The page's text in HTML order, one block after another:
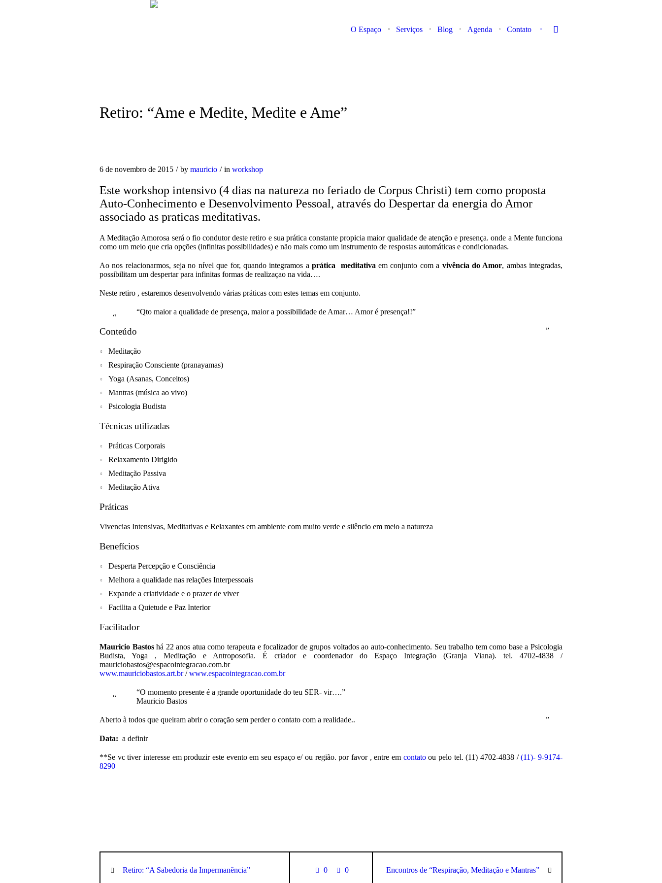
O Espaço Serviços Blog Agenda Contato
Retiro: “Ame e Medite, Medite e Ame”
6 de novembro de 2015 by mauricio in workshop
Este workshop intensivo (4 dias na natureza no feriado de Corpus Christi) tem como proposta
Auto-Conhecimento e Desenvolvimento Pessoal, através do Despertar da energia do Amor
associado as praticas meditativas.
A Meditação Amorosa será o fio condutor deste retiro e sua prática constante propicia maior qualidade de atenção e presença. onde a Mente funciona
como um meio que cria opções (infinitas possibilidades) e não mais como um instrumento de respostas automáticas e condicionadas.
Ao nos relacionarmos, seja no nível que for, quando integramos a prática meditativa em conjunto com a vivência do Amor, ambas integradas,
possibilitam um despertar para infinitas formas de realizaçao na vida….
Neste retiro , estaremos desenvolvendo várias práticas com estes temas em conjunto.
“Qto maior a qualidade de presença, maior a possibilidade de Amar… Amor é presença!!”
Conteúdo
Meditação
Respiração Consciente (pranayamas)
Yoga (Asanas, Conceitos)
Mantras (música ao vivo)
Psicologia Budista
Técnicas utilizadas
Práticas Corporais
Relaxamento Dirigido
Meditação Passiva
Meditação Ativa
Práticas
Vivencias Intensivas, Meditativas e Relaxantes em ambiente com muito verde e silêncio em meio a natureza
Benefícios
Desperta Percepção e Consciência
Melhora a qualidade nas relações Interpessoais
Expande a criatividade e o prazer de viver
Facilita a Quietude e Paz Interior
Facilitador
Mauricio Bastoshá 22 anos atua como terapeuta e focalizador de grupos voltados ao auto-conhecimento. Seu trabalho tem como base a Psicologia
Budista, Yoga , Meditação e Antroposofia. É criador e coordenador do Espaço Integração (Granja Viana). tel. 4702-4838 /
mauriciobastos@espacointegracao.com.br
www.mauriciobastos.art.br/www.espacointegracao.com.br
“O momento presente é a grande oportunidade do teu SER- vir….”
Mauricio Bastos
Aberto à todos que queiram abrir o coração sem perder o contato com a realidade..
Data: a definir
**Se vc tiver interesse em produzir este evento em seu espaço e/ ou região. por favor , entre em contatoou pelo tel. (11) 4702-4838 /(11)- 9-9174-
8290
0 0
Retiro: “A Sabedoria da Impermanência” Encontros de “Respiração, Meditação e Mantras”